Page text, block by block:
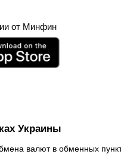
от Минфин
Украины
валют в обменных